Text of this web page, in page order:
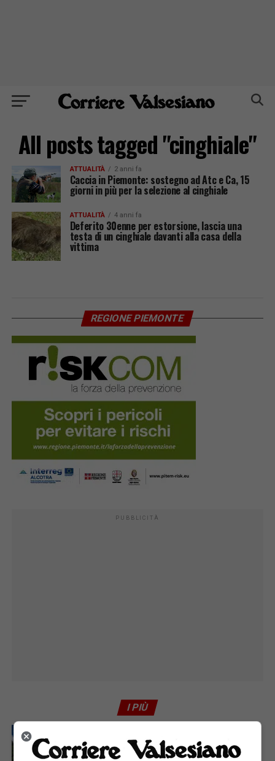
All posts tagged "cinghiale"
ATTUALITÀ 2 anni fa
Caccia in Piemonte: sostegno ad Atc e Ca, 15
giorni in più per la selezione al cinghiale
ATTUALITÀ 4 anni fa
Deferito 30enne per estorsione, lascia una
testa di un cinghiale davanti alla casa della
vittima
REGIONE PIEMONTE
PUBBLICITÀ
I PIÙ
Attivato il servizio di Guardia medica turistica ad
Alagna